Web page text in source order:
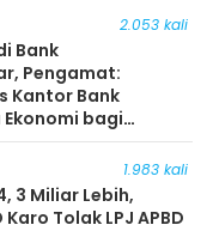
2.053 kali
Bank
Pengamat:
Kantor Bank
bagi
1.983 kali
3 Miliar Lebih,
Karo Tolak LPJ APBD